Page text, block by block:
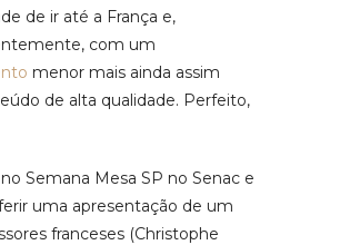
de ir até a França e,
com um
menor mais ainda assim
de alta qualidade. Perfeito,
Semana Mesa SP no Senac e
uma apresentação de um
franceses (Christophe